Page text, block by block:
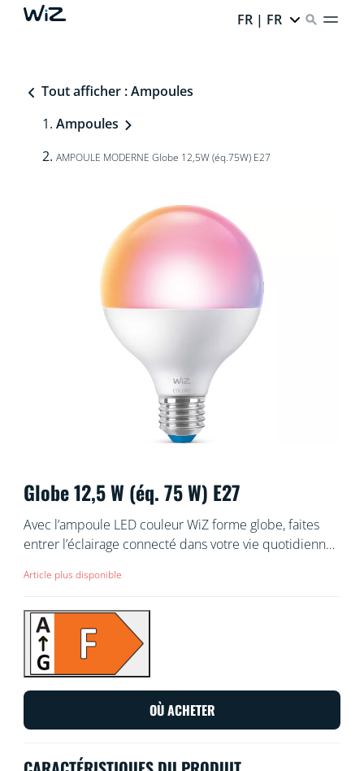
FR | FR
Tout afficher : Ampoules
Ampoules
AMPOULE MODERNE Globe 12,5W (éq.75W) E27
Globe 12,5 W (éq. 75 W) E27
Avec l’ampoule LED couleur WiZ forme globe, faites
entrer l’éclairage connecté dans votre vie quotidienne.
créer l’ambiance qui vous plaît. Vous avez le choix
déclinée en 16 millions de couleurs. Vous pouvez
créer des programmes d’allumage et d’extinction de
vos lampes pour la semaine ou selon un jour précis, et
commander le système via votre smartphone ou à la
voix. Vous pouvez même y accéder à distance. Pas
besoin de matériel spécial : les lampes WiZ se
Article plus disponible
OÙ ACHETER